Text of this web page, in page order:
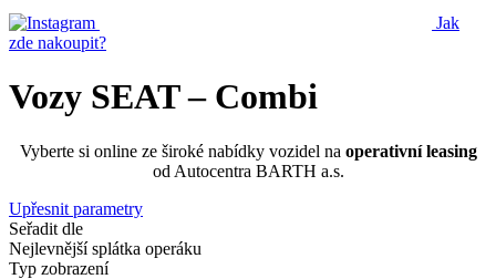
Jak
zde nakoupit?
Vozy SEAT – Combi
Vyberte si online ze široké nabídky vozidel na operativní leasing
od Autocentra BARTH a.s.
Upřesnit parametry
Seřadit dle
Nejlevnější splátka operáku
Typ zobrazení